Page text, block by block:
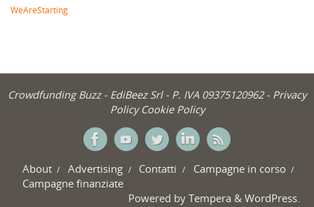
WeAreStarting
Crowdfunding Buzz - EdiBeez Srl - P. IVA 09375120962 - Privacy
Policy Cookie Policy
About Advertising Contatti
Campagne in corso
Campagne finanziate
Powered by Tempera & WordPress.